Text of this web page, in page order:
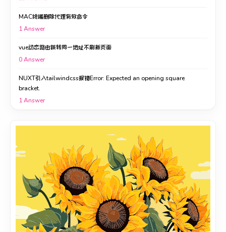
MAC终端删除代理有效命令
1Answer
vue动态路由跳转同一地址不刷新页面
0Answer
NUXT引入tailwindcss报错Error: Expected an opening square
bracket.
1Answer